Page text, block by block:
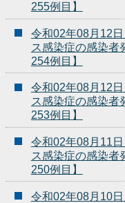
255例目】
令和02年08月12
ス感染症の感染者
254例目】
令和02年08月12
ス感染症の感染者
253例目】
令和02年08月11
ス感染症の感染者
250例目】
令和02年08月10